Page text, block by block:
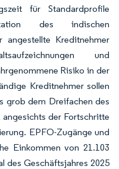
für Standardprofile
des indischen
angestellte Kreditnehmer
und
Risiko in der
Kreditnehmer sollen
grob dem Dreifachen des
der Fortschritte
EPFO-Zugänge und
Einkommen von 21.103
des Geschäftsjahres 2025